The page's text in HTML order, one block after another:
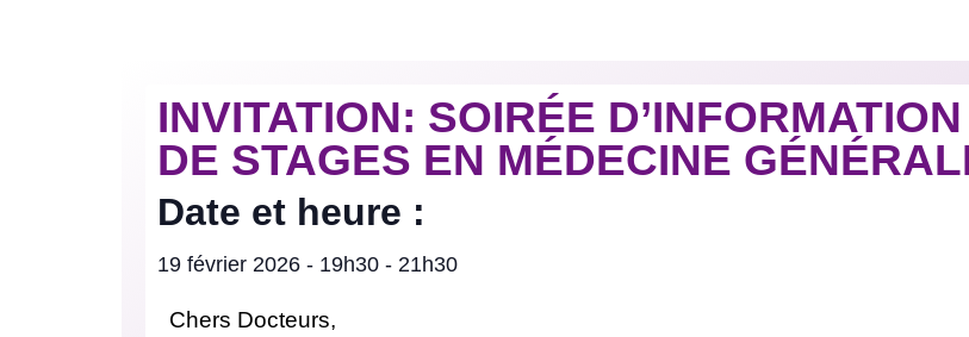
INVITATION: SOIRÉE
DE STAGES EN MÉDECINE
Date et heure :
19 février 2026 - 19h30 - 21h30
Chers Docteurs,